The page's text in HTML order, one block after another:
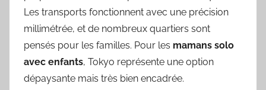
Les transports fonctionnent avec une précision
millimétrée, et de nombreux quartiers sont
pensés pour les familles. Pour les mamans solo
avec enfants, Tokyo représente une option
dépaysante mais très bien encadrée.